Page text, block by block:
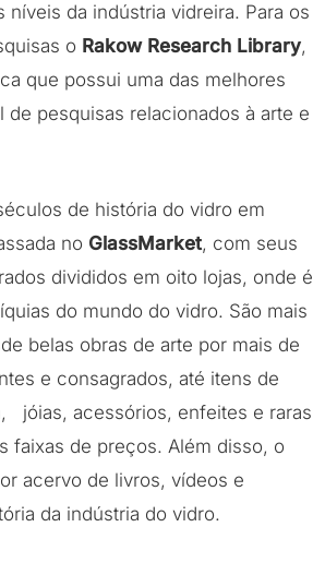
níveis da indústria vidreira. Para os
o Rakow Research Library,
que possui uma das melhores
de pesquisas relacionados à arte e
de história do vidro em
no GlassMarket, com seus
divididos em oito lojas, onde é
do mundo do vidro. São mais
belas obras de arte por mais de
e consagrados, até itens de
jóias, acessórios, enfeites e raras
faixas de preços. Além disso, o
acervo de livros, vídeos e
da indústria do vidro.